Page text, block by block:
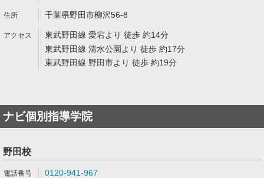
千葉県野田市柳沢56-8
東武野田線 愛宕より 徒歩 約14分
東武野田線 清水公園より 徒歩 約17分
東武野田線 野田市より 徒歩 約19分
ナビ個別指導学院
野田校
0120-941-967